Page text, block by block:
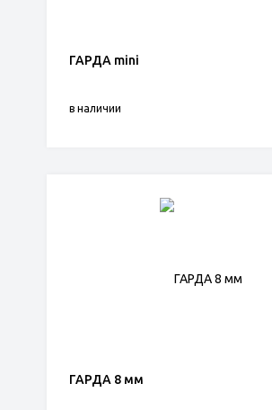
ГАРДА mini
в наличии
ГАРДА 8 мм